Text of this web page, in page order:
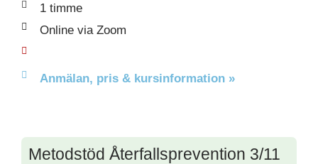
1 timme
Online via Zoom
Anmälan, pris & kursinformation »
Metodstöd Återfallsprevention 3/11